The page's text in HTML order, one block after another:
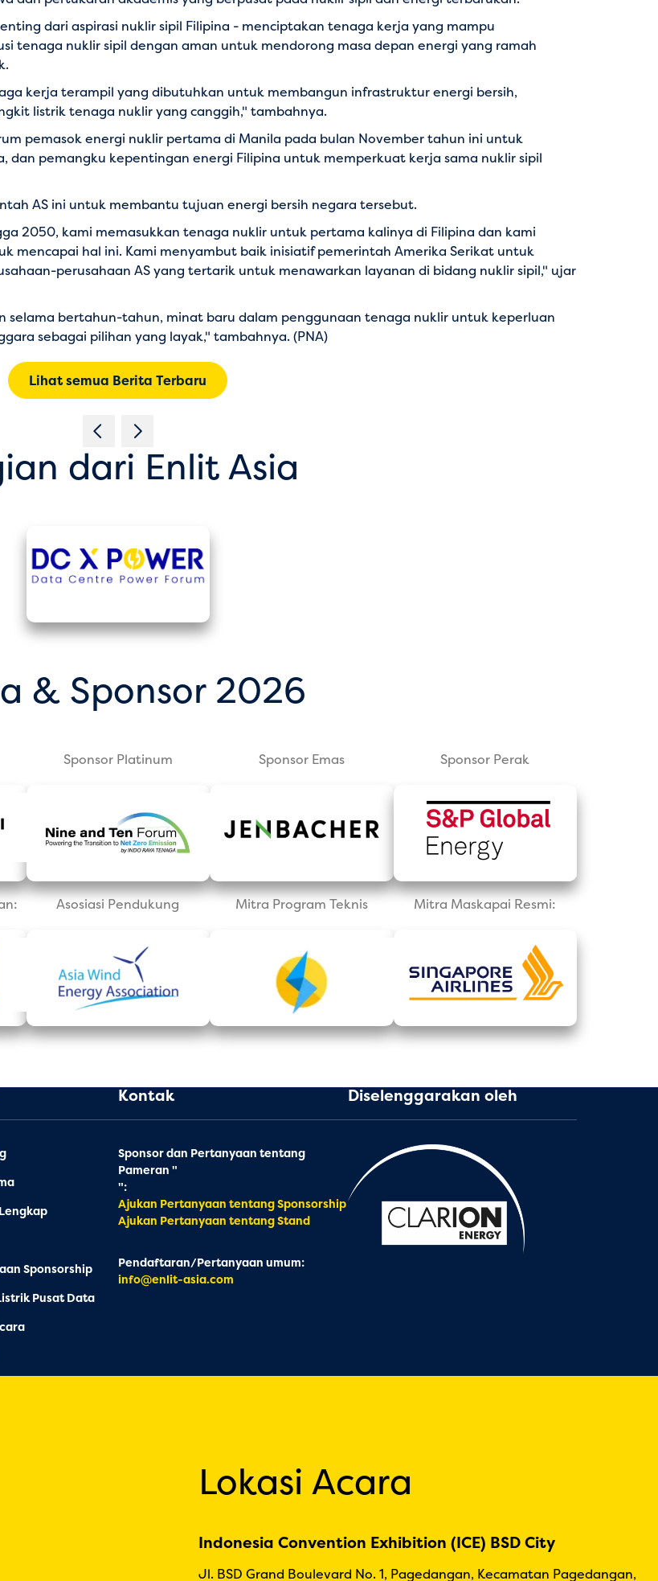
dari aspirasi nuklir sipil Filipina - menciptakan tenaga kerja yang mampu
tenaga nuklir sipil dengan aman untuk mendorong masa depan energi yang ramah
kerja terampil yang dibutuhkan untuk membangun infrastruktur energi bersih,
listrik tenaga nuklir yang canggih," tambahnya.
pemasok energi nuklir pertama di Manila pada bulan November tahun ini untuk
dan pemangku kepentingan energi Filipina untuk memperkuat kerja sama nuklir sipil
AS ini untuk membantu tujuan energi bersih negara tersebut.
2050, kami memasukkan tenaga nuklir untuk pertama kalinya di Filipina dan kami
mencapai hal ini. Kami menyambut baik inisiatif pemerintah Amerika Serikat untuk
perusahaan AS yang tertarik untuk menawarkan layanan di bidang nuklir sipil," ujar
selama bertahun-tahun, minat baru dalam penggunaan tenaga nuklir untuk keperluan
sebagai pilihan yang layak," tambahnya. (PNA)
Lihat semua Berita Terbaru
dari Enlit Asia
& Sponsor 2026
Sponsor Platinum Sponsor Emas Sponsor Perak
Asosiasi Pendukung Mitra Program Teknis Mitra Maskapai Resmi:
Sponsorship
Pusat Data
Kontak
Sponsor dan Pertanyaan tentang
Pameran "
":
Ajukan Pertanyaan tentang Sponsorship
Ajukan Pertanyaan tentang Stand
Pendaftaran/Pertanyaan umum:
info@enlit-asia.com
Diselenggarakan oleh
Lokasi Acara
Indonesia Convention Exhibition (ICE) BSD City
Jl. BSD Grand Boulevard No. 1, Pagedangan, Kecamatan Pagedangan,